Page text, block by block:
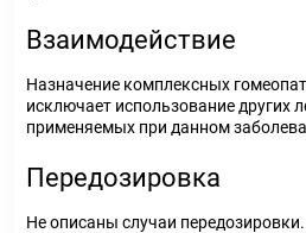
Взаимодействие
Назначение комплексных
исключает использование других
применяемых при данном
Передозировка
Не описаны случаи